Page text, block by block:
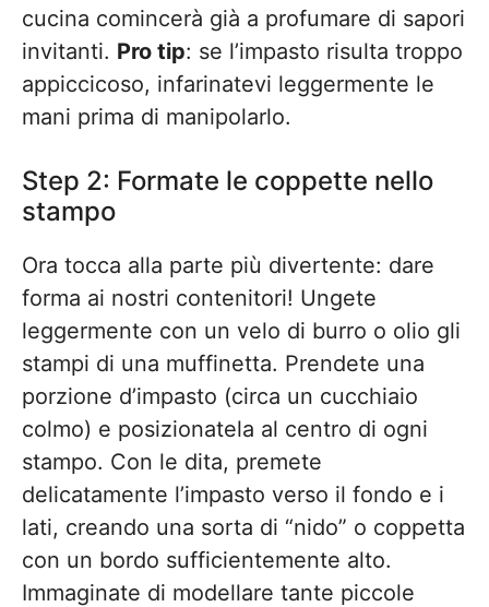
cucina comincerà già a profumare di sapori
invitanti. Pro tip: se l’impasto risulta troppo
appiccicoso, infarinatevi leggermente le
mani prima di manipolarlo.
Step 2: Formate le coppette nello
stampo
Ora tocca alla parte più divertente: dare
forma ai nostri contenitori! Ungete
leggermente con un velo di burro o olio gli
stampi di una muffinetta. Prendete una
porzione d’impasto (circa un cucchiaio
colmo) e posizionatela al centro di ogni
stampo. Con le dita, premete
delicatamente l’impasto verso il fondo e i
lati, creando una sorta di “nido” o coppetta
con un bordo sufficientemente alto.
Immaginate di modellare tante piccole